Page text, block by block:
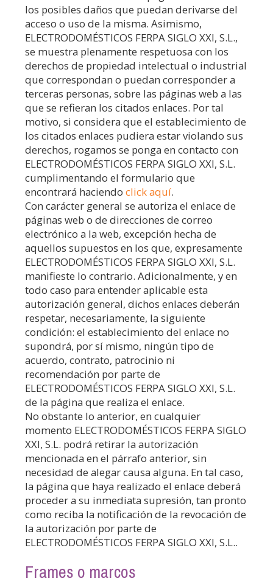
los posibles daños que puedan derivarse del
acceso o uso de la misma. Asimismo,
ELECTRODOMÉSTICOS FERPA SIGLO XXI, S.L.,
se muestra plenamente respetuosa con los
derechos de propiedad intelectual o industrial
que correspondan o puedan corresponder a
terceras personas, sobre las páginas web a las
que se refieran los citados enlaces. Por tal
motivo, si considera que el establecimiento de
los citados enlaces pudiera estar violando sus
derechos, rogamos se ponga en contacto con
ELECTRODOMÉSTICOS FERPA SIGLO XXI, S.L.
cumplimentando el formulario que
encontrará haciendo click aquí.
Con carácter general se autoriza el enlace de
páginas web o de direcciones de correo
electrónico a la web, excepción hecha de
aquellos supuestos en los que, expresamente
ELECTRODOMÉSTICOS FERPA SIGLO XXI, S.L.
manifieste lo contrario. Adicionalmente, y en
todo caso para entender aplicable esta
autorización general, dichos enlaces deberán
respetar, necesariamente, la siguiente
condición: el establecimiento del enlace no
supondrá, por sí mismo, ningún tipo de
acuerdo, contrato, patrocinio ni
recomendación por parte de
ELECTRODOMÉSTICOS FERPA SIGLO XXI, S.L.
de la página que realiza el enlace.
No obstante lo anterior, en cualquier
momento ELECTRODOMÉSTICOS FERPA SIGLO
XXI, S.L. podrá retirar la autorización
mencionada en el párrafo anterior, sin
necesidad de alegar causa alguna. En tal caso,
la página que haya realizado el enlace deberá
proceder a su inmediata supresión, tan pronto
como reciba la notificación de la revocación de
la autorización por parte de
ELECTRODOMÉSTICOS FERPA SIGLO XXI, S.L..
Frames o marcos